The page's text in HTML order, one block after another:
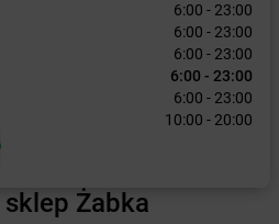
6:00 - 23:00
6:00 - 23:00
6:00 - 23:00
6:00 - 23:00
6:00 - 23:00
10:00 - 20:00
Żabka